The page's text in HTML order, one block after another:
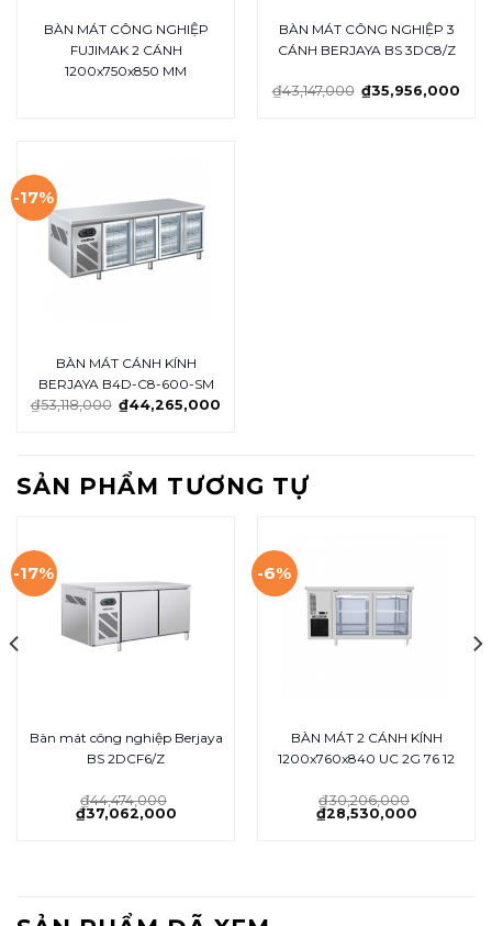
BÀN MÁT CÔNG NGHIỆP
FUJIMAK 2 CÁNH
1200x750x850 MM
BÀN MÁT CÔNG NGHIỆP 3
CÁNH BERJAYA BS 3DC8/Z
₫43,147,000 ₫35,956,000
-17%
BÀN MÁT CÁNH KÍNH
BERJAYA B4D-C8-600-SM
₫53,118,000 ₫44,265,000
SẢN PHẨM TƯƠNG TỰ
-17%
Bàn mát công nghiệp Berjaya
BS 2DCF6/Z
₫44,474,000
₫37,062,000
-6%
BÀN MÁT 2 CÁNH KÍNH
1200x760x840 UC 2G 76 12
₫30,206,000
₫28,530,000